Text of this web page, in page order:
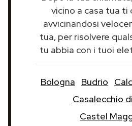
vicino a casa tua
avvicinandosi
tua, per risolvere
tu abbia con i tuoi
Bologna Budrio
Casalecchio
Castel